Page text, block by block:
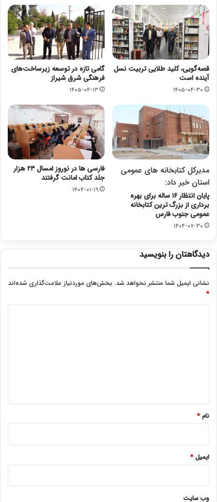
قصه‌گویی، کلید طلایی تربیت نسل
آینده است
۱۴۰۵-۰۴-۳۰
گامی تازه در توسعه زیرساخت‌های
فرهنگی شرق شیراز
۱۴۰۵-۰۴-۱۳
مدیرکل کتابخانه های عمومی
استان خبر داد:
پایان انتظار ۱۶ ساله برای بهره
برداری از بزرگ ترین کتابخانه
عمومی جنوب فارس
۱۴۰۴-۰۷-۳۰
فارسی ها در نوروز امسال ۲۳ هزار
جلد کتاب امانت گرفتند
۱۴۰۴-۰۱-۱۹
دیدگاهتان را بنویسید
نشانی ایمیل شما منتشر نخواهد شد. بخش‌های موردنیاز علامت‌گذاری شده‌اند
*
نام*
ایمیل*
وب‌ سایت